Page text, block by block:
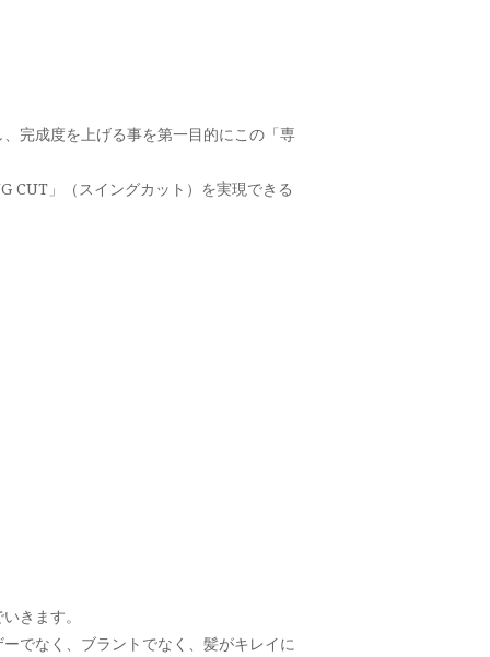
完成度を上げる事を第一目的にこの「専
CUT」（スイングカット）を実現できる
きます。
でなく、ブラントでなく、髪がキレイに